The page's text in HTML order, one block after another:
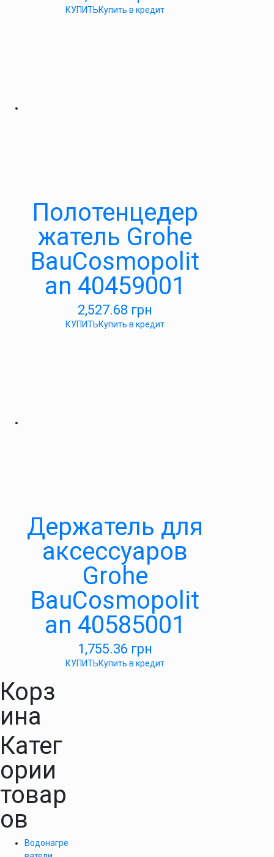
КУПИТЬКупить в кредит
Полотенцедер
жатель Grohe
BauCosmopolit
an 40459001
2,527.68 грн
КУПИТЬКупить в кредит
Держатель для
аксессуаров
Grohe
BauCosmopolit
an 40585001
1,755.36 грн
КУПИТЬКупить в кредит
Корз
ина
Катег
ории
товар
ов
Водонагре